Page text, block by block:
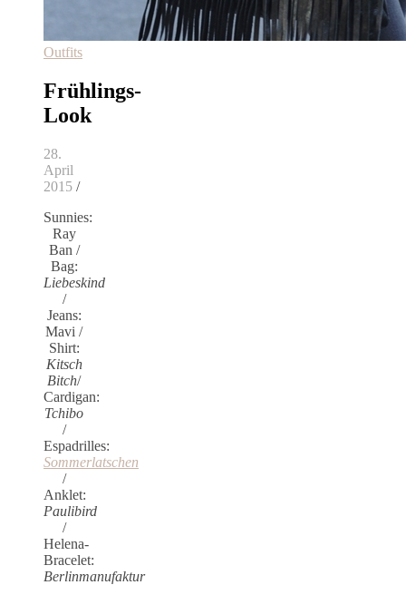
Outfits
Frühlings-
Look
28.
April
2015 /
Sunnies:
Ray
Ban /
Bag:
Liebeskind
/
Jeans:
Mavi /
Shirt:
Kitsch
Bitch/
Cardigan:
Tchibo
/
Espadrilles:
Sommerlatschen
/
Anklet:
Paulibird
/
Helena-
Bracelet:
Berlinmanufaktur